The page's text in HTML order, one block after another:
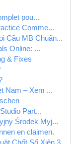
pou...
Comme...
Cầu MB Chuẩn...
Online: ...
& Fixes
Nam – Xem ...
Part...
Środek Myj...
en claimen.